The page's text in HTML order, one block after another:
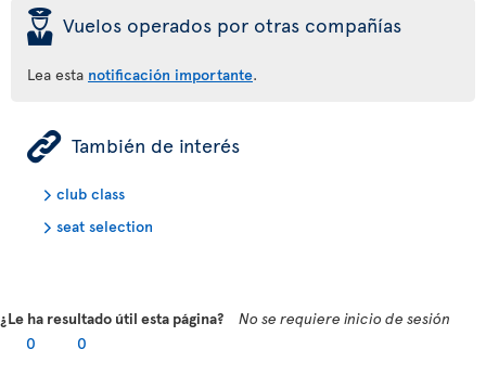
þ Vuelos operados por otras compañías
Lea esta notificación importante.
ÿ También de interés
club class
seat selection
¿Le ha resultado útil esta página?
No se requiere inicio de sesión
0
0